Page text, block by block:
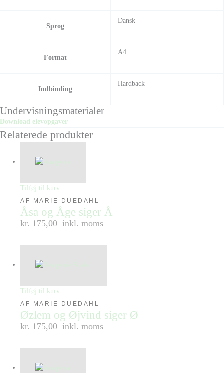
Sprog
Dansk
Format
A4
Indbinding
Hardback
Undervisningsmaterialer
Download elevopgaver
Relaterede produkter
Tilføj til kurv
AF MARIE DUEDAHL
Åsa og Åge siger Å
kr. 175,00 inkl. moms
Tilføj til kurv
AF MARIE DUEDAHL
Øzlem og Øjvind siger Ø
kr. 175,00 inkl. moms